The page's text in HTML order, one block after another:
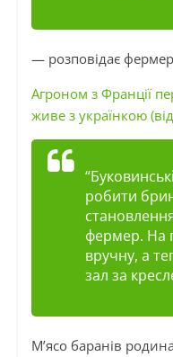
— розповідає
Агроном з Франції
живе з українкою
робити
фермер. На
вручну, а
зал за
М’ясо баранів